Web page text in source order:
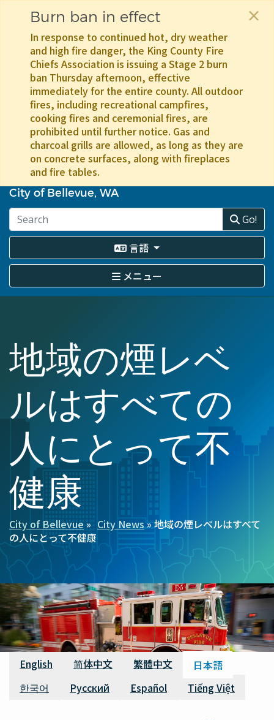
イ
ン
ン
ン
に
移
Burn ban in effect
In response to continued hot, dry weather
and high fire danger, the King County Fire
Chiefs Association is issuing a Stage 2 burn
ban Thursday afternoon, effective
immediately for the entire county. All outdoor
fires, including recreational campfires,
cooking fires and ceremonial fires, are
prohibited until further notice. Gas and
charcoal grills are allowed, as long as they are
on concrete surfaces, along with fireplaces
and fire tables.
×
City of Bellevue, WA
Go!
言語
メニュー
地域の煙レベ
ルはすべての
人にとって不
健康
パ
ン
く
ず
City of Bellevue City News 地域の煙レベルはすべて
の人にとって不健康
利用可能な翻訳
English 简体中文 繁體中文
日本語
한국어
Русский Español Tiếng Việt